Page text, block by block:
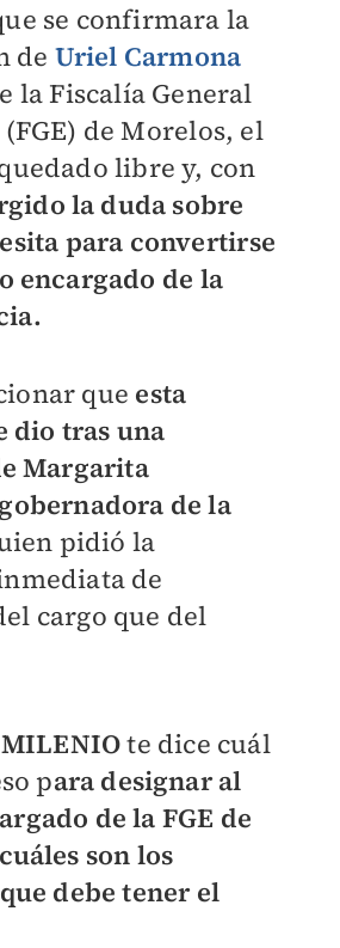
se confirmara la
de Uriel Carmona
la Fiscalía General
de Morelos, el
libre y, con
la duda sobre
para convertirse
encargado de la
que esta
dio tras una
Margarita
de la
pidió la
de
cargo que del
MILENIOte dice cuál
para designar al
de la FGE de
son los
debe tener el